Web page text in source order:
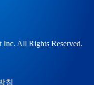
Inc. All Rights Reserved.
침